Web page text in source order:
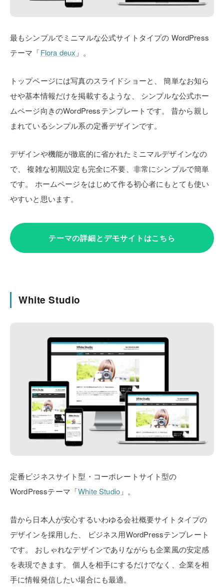
最もシンプルでミニマルな公式サイトタイプの WordPress
テーマ「Flora deux 」。
トップページには写真のスライドショーと、
簡単なお知ら
せや基本情報だけを掲載するような、
シンプルな公式ホー
ムページ向きのWordPressテンプレートです。
昔から親し
まれているシンプル系の定番デザインです。
デザインや機能が徹底的に省かれたミニマルデザインなの
で、
複雑な初期設定も完全に不要、非常にシンプルで簡単
です。
ホームページをはじめて作る初心者にもとても使い
やすいと思います。
テーマの詳細とデモサイトはこちら
White Studio
定番ビジネスサイト型・コーポレートサイト型の
WordPressテーマ「White Studio 」。
昔から日本人が安心するいわゆる会社概要サイトタイプの
デザインを採用した、
ビジネス用WordPressテンプレート
です。
おしゃれなデザインでありながらも企業風の安定感
を表現できます。
個人を相手にするだけでなく、企業を相
手に情報発信したい場合にも最適。